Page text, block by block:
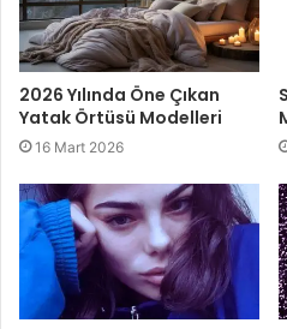
2026 Yılında Öne Çıkan
Yatak Örtüsü Modelleri
16 Mart 2026